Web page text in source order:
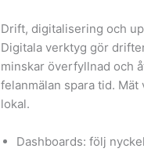
Drift, digitalisering och
Digitala verktyg gör
minskar överfyllnad och
felanmälan spara tid.
lokal.
Dashboards: följ